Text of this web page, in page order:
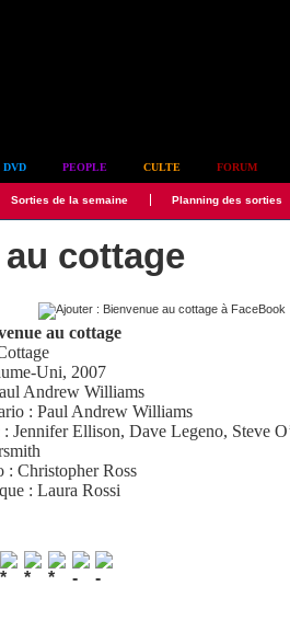
DVD PEOPLE CULTE FORUM
Sorties de la semaine Planning des sorties
cottage
au cottage
Uni, 2007
Andrew Williams
:Paul Andrew Williams
:Jennifer Ellison,Dave Legeno, Steve
:Christopher Ross
:Laura Rossi